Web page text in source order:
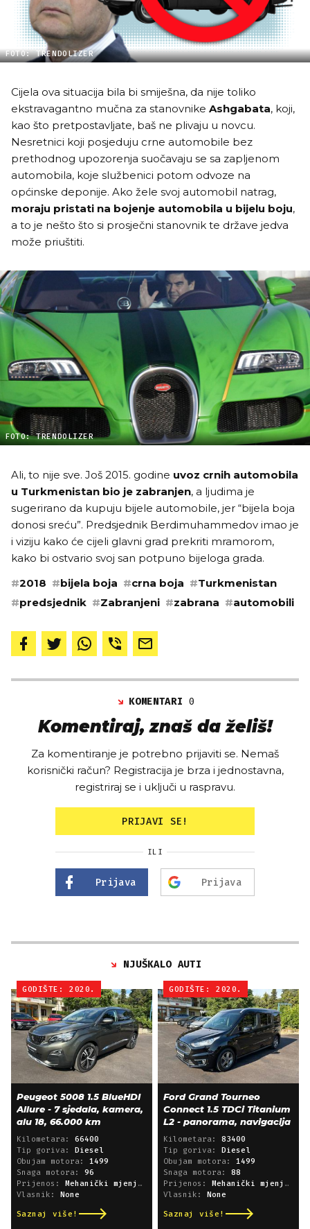
FOTO: TRENDOLIZER
Cijela ova situacija bila bi smiješna, da nije toliko
ekstravagantno mučna za stanovnike Ashgabata, koji,
kao što pretpostavljate, baš ne plivaju u novcu.
Nesretnici koji posjeduju crne automobile bez
prethodnog upozorenja suočavaju se sa zapljenom
automobila, koje službenici potom odvoze na
općinske deponije. Ako žele svoj automobil natrag,
moraju pristati na bojenje automobila u bijelu boju,
a to je nešto što si prosječni stanovnik te države jedva
može priuštiti.
FOTO: TRENDOLIZER
Ali, to nije sve. Još 2015. godine uvoz crnih automobila
u Turkmenistan bio je zabranjen, a ljudima je
sugerirano da kupuju bijele automobile, jer “bijela boja
donosi sreću”. Predsjednik Berdimuhammedov imao je
i viziju kako će cijeli glavni grad prekriti mramorom,
kako bi ostvario svoj san potpuno bijeloga grada.
#2018 #bijela boja #crna boja #Turkmenistan
#predsjednik #Zabranjeni #zabrana #automobili
KOMENTARI0
Komentiraj, znaš da želiš!
Za komentiranje je potrebno prijaviti se. Nemaš
korisnički račun? Registracija je brza i jednostavna,
registriraj se i uključi u raspravu.
PRIJAVI SE!
ILI
Prijava Prijava
NJUŠKALO AUTI
GODIŠTE: 2020.
Peugeot 5008 1.5 BlueHDI
Allure - 7 sjedala, kamera,
alu 18, 66.000 km
Kilometara: 66400
Tip goriva:
Diesel
Obujam motora: 1499
Snaga motora: 96
Prijenos:
Mehanički mjenjač
Vlasnik:
None
Saznaj više!
GODIŠTE: 2020.
Ford Grand Tourneo
Connect 1.5 TDCi Titanium
L2 - panorama, navigacija
Kilometara: 83400
Tip goriva:
Diesel
Obujam motora: 1499
Snaga motora: 88
Prijenos:
Mehanički mjenjač
Vlasnik:
None
Saznaj više!